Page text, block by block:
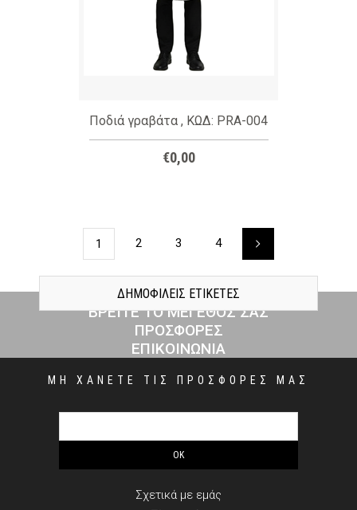
Ποδιά γραβάτα , ΚΩΔ: PRA-004
€0,00
1 2 3 4
ΔΗΜΟΦΙΛΕΙΣ ΕΤΙΚΕΤΕΣ
ΒΡΕΙΤΕ ΤΟ ΜΕΓΕΘΟΣ ΣΑΣ
ΠΡΟΣΦΟΡΕΣ
ΕΠΙΚΟΙΝΩΝΙΑ
ΜΗ ΧΑΝΕΤΕ ΤΙΣ ΠΡΟΣΦΟΡΕΣ ΜΑΣ
ΠΛΗΡΟΦΟΡΙΕΣ
Σχετικά με εμάς